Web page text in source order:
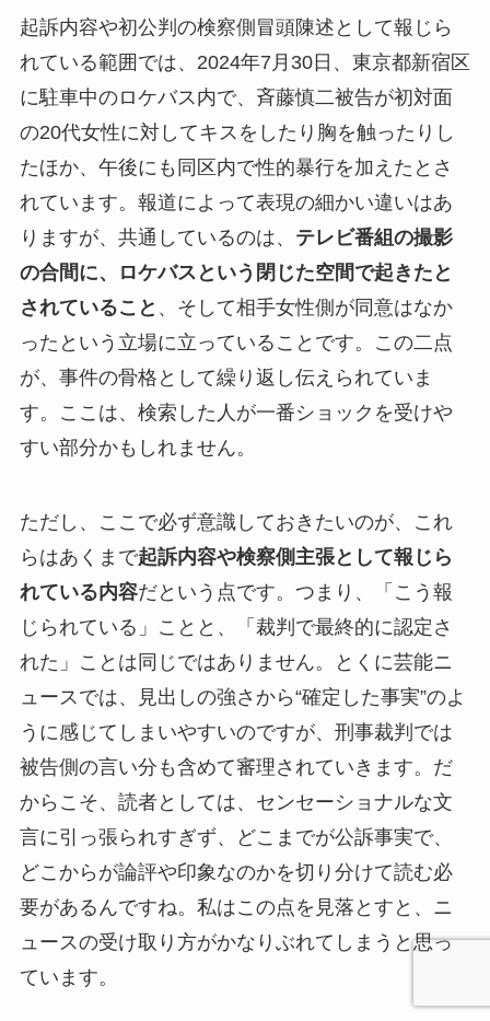
起訴内容や初公判の検察側冒頭陳述として報じら
れている範囲では、2024年7月30日、東京都新宿区
に駐車中のロケバス内で、斉藤慎二被告が初対面
の20代女性に対してキスをしたり胸を触ったりし
たほか、午後にも同区内で性的暴行を加えたとさ
れています。報道によって表現の細かい違いはあ
りますが、共通しているのは、 テレビ番組の撮影
の合間に、ロケバスという閉じた空間で起きたと
されていること 、そして相手女性側が同意はなか
ったという立場に立っていることです。この二点
が、事件の骨格として繰り返し伝えられていま
す。ここは、検索した人が一番ショックを受けや
すい部分かもしれません。
ただし、ここで必ず意識しておきたいのが、これ
らはあくまで起訴内容や検察側主張として報じら
れている内容だという点です。つまり、「こう報
じられている」ことと、「裁判で最終的に認定さ
れた」ことは同じではありません。とくに芸能ニ
ュースでは、見出しの強さから“確定した事実”のよ
うに感じてしまいやすいのですが、刑事裁判では
被告側の言い分も含めて審理されていきます。だ
からこそ、読者としては、センセーショナルな文
言に引っ張られすぎず、どこまでが公訴事実で、
どこからが論評や印象なのかを切り分けて読む必
要があるんですね。私はこの点を見落とすと、ニ
ュースの受け取り方がかなりぶれてしまうと思っ
ています。